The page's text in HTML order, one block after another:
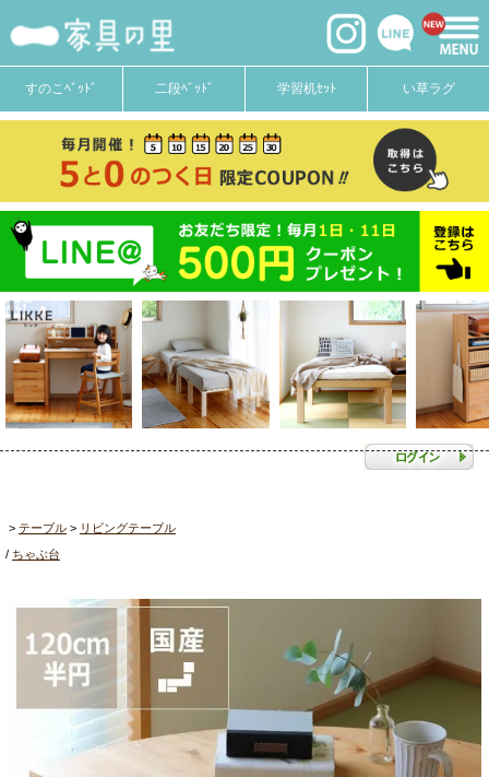
すのこﾍﾞｯﾄﾞ 二段ﾍﾞｯﾄﾞ 学習机ｾｯﾄ い草ラグ
テーブル
リビングテーブル
ちゃぶ台